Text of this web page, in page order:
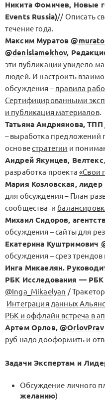
Никита Фомичев, Новые
Events Russia)// Описать
течение года.
Максим Муратов
@denislamekhov,
эти публикации увидело
людей. И настроить
обсуждения –правила
Сертифицированными
и публикация материалов.
Татьяна Андриянова, ТПП
– выработка предложений
основестратегии и
Андрей Якунцев, Велтекс
разработка проекта«Свои
Мария Козловская, лидер
для обсуждения – План
сообщества и
Михаил Сидоров,
обсуждения – сайты для
Екатерина Куштримович
обсуждения – срез трендов
Инга Микаелян.
РБК Исследования —
@Inga_Mikaelyan /
Интеграция данных
РБК и оффлайн встреча в
Артем Орлов,@OrlovPrav
руб надо дооформить и
Задачи Экспертам и
Обсуждение личного
желанию)